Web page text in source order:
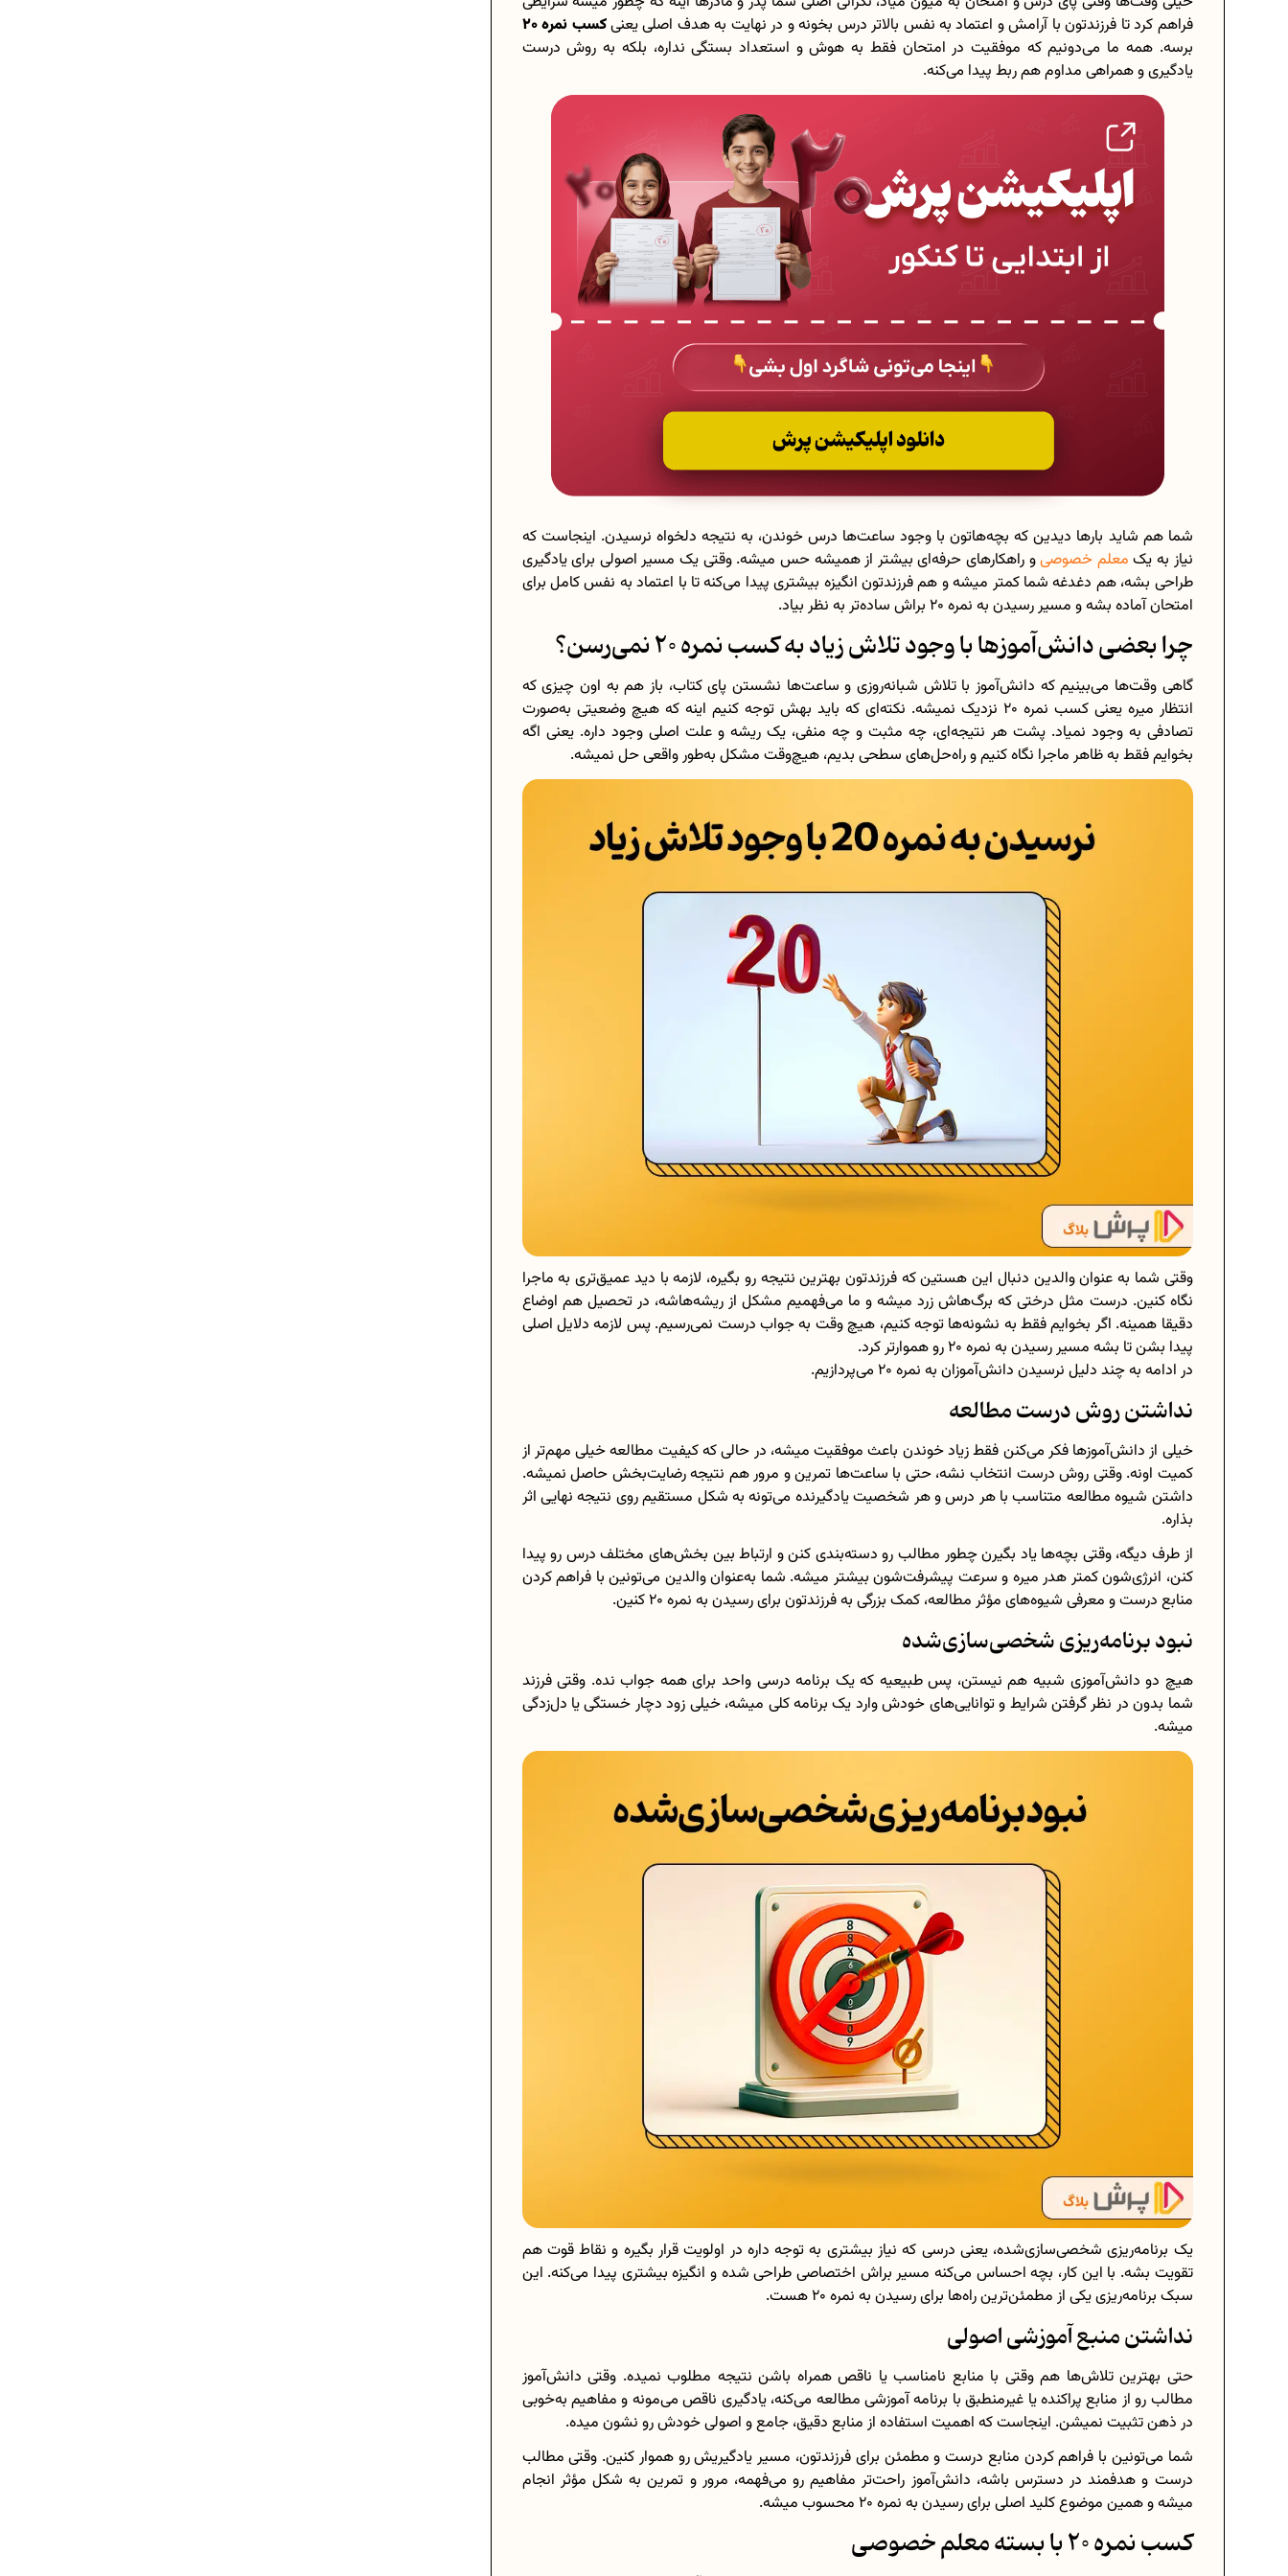
برنامه‌ ریزی درسی هشتم
چگونه برنامه‌ ریزی درسی کنیم؟
دانلود رایگان نمونه سوالات امتحانی...
دانلود رایگان کتاب‌های دوازدهم...
حذفیات کنکور انسانی 1404
برنامه‌ ریزی درسی هشتم
دانلود رایگان نمونه سوالات امتحانی...
دانلود رایگان کتاب‌های دوازدهم...
اعداد صحیح، طبیعی و گویا چه اعدادی...
فراهم کرد تا فرزندتون با آرامش و اعتماد به نفس بالاتر درس بخونه و در نهایت به هدف اصلی یعنیکسب نمره 20
برسه. همه ما می‌دونیم که موفقیت در امتحان فقط به هوش و استعداد بستگی نداره، بلکه به روش درست
یادگیری و همراهی مداوم هم ربط پیدا می‌کنه.
شما هم شاید بارها دیدین که بچه‌هاتون با وجود ساعت‌ها درس خوندن، به نتیجه دلخواه نرسیدن. اینجاست که
نیاز به یک معلم خصوصیو راهکارهای حرفه‌ای بیشتر از همیشه حس میشه. وقتی یک مسیر اصولی برای یادگیری
طراحی بشه، هم دغدغه شما کمتر میشه و هم فرزندتون انگیزه بیشتری پیدا می‌کنه تا با اعتماد به نفس کامل برای
امتحان آماده بشه و مسیر رسیدن به نمره 20 براش ساده‌تر به نظر بیاد.
چرا بعضی دانش‌آموزها با وجود تلاش زیاد به کسب نمره 20 نمی‌رسن؟
گاهی وقت‌ها می‌بینیم که دانش‌آموز با تلاش شبانه‌روزی و ساعت‌ها نشستن پای کتاب، باز هم به اون چیزی که
انتظار میره یعنی کسب نمره 20 نزدیک نمیشه. نکته‌ای که باید بهش توجه کنیم اینه که هیچ وضعیتی به‌صورت
تصادفی به وجود نمیاد. پشت هر نتیجه‌ای، چه مثبت و چه منفی، یک ریشه و علت اصلی وجود داره. یعنی اگه
بخوایم فقط به ظاهر ماجرا نگاه کنیم و راه‌حل‌های سطحی بدیم، هیچ‌وقت مشکل به‌طور واقعی حل نمیشه.
وقتی شما به عنوان والدین دنبال این هستین که فرزندتون بهترین نتیجه رو بگیره، لازمه با دید عمیق‌تری به ماجرا
نگاه کنین. درست مثل درختی که برگ‌هاش زرد میشه و ما می‌فهمیم مشکل از ریشه‌هاشه، در تحصیل هم اوضاع
دقیقا همینه. اگر بخوایم فقط به نشونه‌ها توجه کنیم، هیچ وقت به جواب درست نمی‌رسیم. پس لازمه دلایل اصلی
پیدا بشن تا بشه مسیر رسیدن به نمره 20 رو هموارتر کرد.
در ادامه به چند دلیل نرسیدن دانش‌آموزان به نمره 20 می‌پردازیم.
نداشتن روش درست مطالعه
خیلی از دانش‌آموزها فکر می‌کنن فقط زیاد خوندن باعث موفقیت میشه، در حالی که کیفیت مطالعه خیلی مهم‌تر از
کمیت اونه. وقتی روش درست انتخاب نشه، حتی با ساعت‌ها تمرین و مرور هم نتیجه رضایت‌بخش حاصل نمیشه.
داشتن شیوه مطالعه متناسب با هر درس و هر شخصیت یادگیرنده می‌تونه به شکل مستقیم روی نتیجه نهایی اثر
بذاره.
از طرف دیگه، وقتی بچه‌ها یاد بگیرن چطور مطالب رو دسته‌بندی کنن و ارتباط بین بخش‌های مختلف درس رو پیدا
کنن، انرژی‌شون کمتر هدر میره و سرعت پیشرفت‌شون بیشتر میشه. شما به‌عنوان والدین می‌تونین با فراهم کردن
منابع درست و معرفی شیوه‌های مؤثر مطالعه، کمک بزرگی به فرزندتون برای رسیدن به نمره 20 کنین.
نبود برنامه‌ریزی شخصی‌سازی‌شده
هیچ دو دانش‌آموزی شبیه هم نیستن، پس طبیعیه که یک برنامه درسی واحد برای همه جواب نده. وقتی فرزند
شما بدون در نظر گرفتن شرایط و توانایی‌های خودش وارد یک برنامه کلی میشه، خیلی زود دچار خستگی یا دل‌زدگی
میشه.
یک برنامه‌ریزی شخصی‌سازی‌شده، یعنی درسی که نیاز بیشتری به توجه داره در اولویت قرار بگیره و نقاط قوت هم
تقویت بشه. با این کار، بچه احساس می‌کنه مسیر براش اختصاصی طراحی شده و انگیزه بیشتری پیدا می‌کنه. این
سبک برنامه‌ریزی یکی از مطمئن‌ترین راه‌ها برای رسیدن به نمره 20 هست.
نداشتن منبع آموزشی اصولی
حتی بهترین تلاش‌ها هم وقتی با منابع نامناسب یا ناقص همراه باشن نتیجه مطلوب نمیده. وقتی دانش‌آموز
مطالب رو از منابع پراکنده یا غیرمنطبق با برنامه آموزشی مطالعه می‌کنه، یادگیری ناقص می‌مونه و مفاهیم به‌خوبی
در ذهن تثبیت نمیشن. اینجاست که اهمیت استفاده از منابع دقیق، جامع و اصولی خودش رو نشون میده.
شما می‌تونین با فراهم کردن منابع درست و مطمئن برای فرزندتون، مسیر یادگیریش رو هموار کنین. وقتی مطالب
درست و هدفمند در دسترس باشه، دانش‌آموز راحت‌تر مفاهیم رو می‌فهمه، مرور و تمرین به شکل مؤثر انجام
میشه و همین موضوع کلید اصلی برای رسیدن به نمره 20 محسوب میشه.
کسب نمره 20 با بسته معلم خصوصی